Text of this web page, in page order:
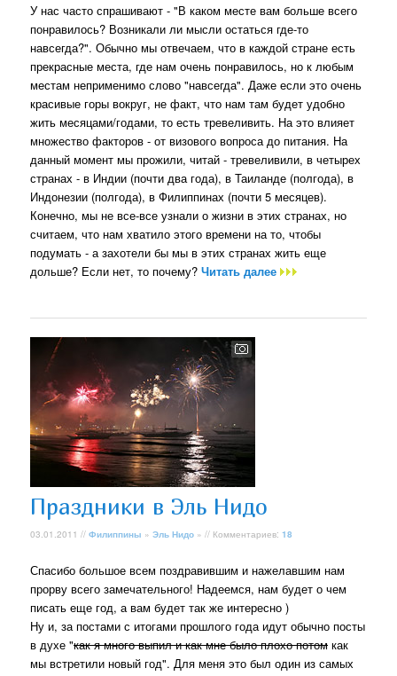
У нас часто спрашивают - "В каком месте вам больше всего
понравилось? Возникали ли мысли остаться где-то
навсегда?". Обычно мы отвечаем, что в каждой стране есть
прекрасные места, где нам очень понравилось, но к любым
местам неприменимо слово "навсегда". Даже если это очень
красивые горы вокруг, не факт, что нам там будет удобно
жить месяцами/годами, то есть тревеливить. На это влияет
множество факторов - от визового вопроса до питания. На
данный момент мы прожили, читай - тревеливили, в четырех
странах - в Индии (почти два года), в Таиланде (полгода), в
Индонезии (полгода), в Филиппинах (почти 5 месяцев).
Конечно, мы не все-все узнали о жизни в этих странах, но
считаем, что нам хватило этого времени на то, чтобы
подумать - а захотели бы мы в этих странах жить еще
дольше? Если нет, то почему?Читать далее
Праздники в Эль Нидо
03.01.2011 //Филиппины »Эль Нидо » // Комментариев:18
Спасибо большое всем поздравившим и нажелавшим нам
прорву всего замечательного! Надеемся, нам будет о чем
писать еще год, а вам будет так же интересно )
Ну и, за постами с итогами прошлого года идут обычно посты
в духе "как я много выпил и как мне было плохо потом как
мы встретили новый год". Для меня это был один из самых